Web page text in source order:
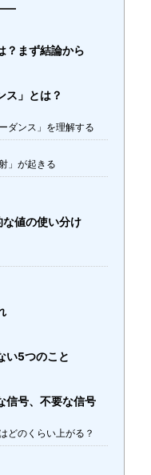
？まず結論から
ス」とは？
ダンス」を理解する
」が起きる
値の使い分け
い5つのこと
信号、不要な信号
どのくらい上がる？